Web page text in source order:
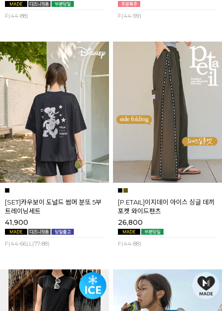
F(44-88) F(44-99)
[SET]카우보이 도널드 썸머 분또 5부
트레이닝세트
41,900
F(44-66),L(77-88)
[P.ETAIL]이지데이 아이스 싱글 데끼
포켓 와이드팬츠
26,800
F(44-88)